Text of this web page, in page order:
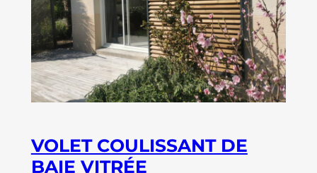
VOLET COULISSANT DE
BAIE VITRÉE